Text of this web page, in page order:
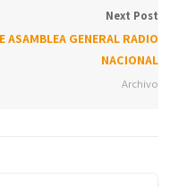
Next Post
GENERAL RADIO
NACIONAL
Archivo